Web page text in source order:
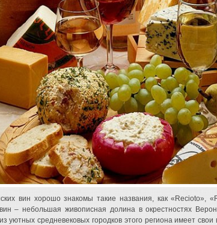
вин хорошо знакомы такие названия, как «Recioto»,
– небольшая живописная долина в окрестностях
уютных средневековых городков этого региона имеет